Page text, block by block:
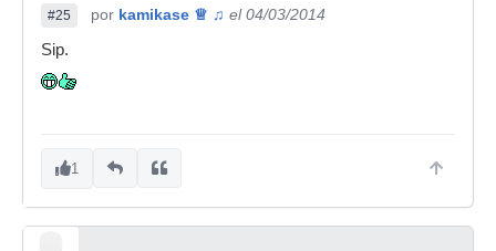
#25 por kamikase ♕ ♫ el 04/03/2014
Sip.
1